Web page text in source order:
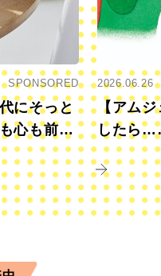
SPONSORED
にそっと
心も前向
2026.06.26
【アムジ
したら
すか？